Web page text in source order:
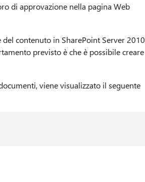
di approvazione nella pagina Web
contenuto in SharePoint Server
previsto è che è possibile creare
viene visualizzato il seguente